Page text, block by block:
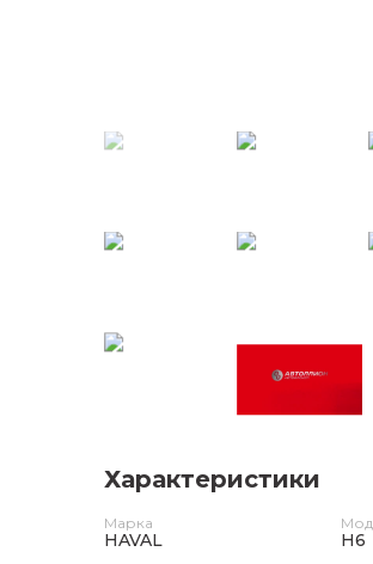
Характеристики
Марка
HAVAL H6